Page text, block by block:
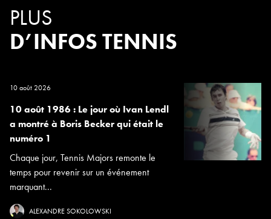
PLUS
D’INFOS TENNIS
10 août 2026
10 août 1986 : Le jour où Ivan Lendl
a montré à Boris Becker qui était le
numéro 1
Chaque jour, Tennis Majors remonte le
temps pour revenir sur un événement
marquant...
ALEXANDRE SOKOLOWSKI